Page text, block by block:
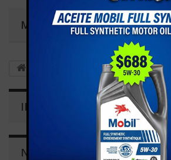
MENÚ
ENFRIADORES
INFORMACIÓN
NOVEDADES